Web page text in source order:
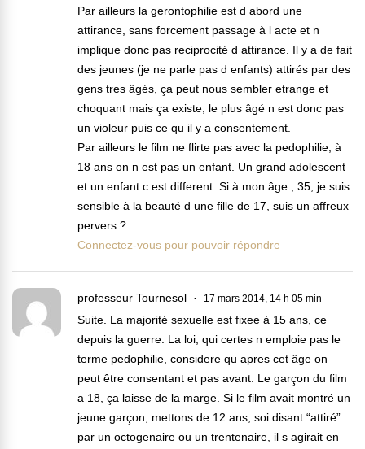
Par ailleurs la gerontophilie est d abord une
attirance, sans forcement passage à l acte et n
implique donc pas reciprocité d attirance. Il y a de fait
des jeunes (je ne parle pas d enfants) attirés par des
gens tres âgés, ça peut nous sembler etrange et
choquant mais ça existe, le plus âgé n est donc pas
un violeur puis ce qu il y a consentement.
Par ailleurs le film ne flirte pas avec la pedophilie, à
18 ans on n est pas un enfant. Un grand adolescent
et un enfant c est different. Si à mon âge , 35, je suis
sensible à la beauté d une fille de 17, suis un affreux
pervers ?
Connectez-vous pour pouvoir répondre
professeur Tournesol 17 mars 2014, 14 h 05 min
Suite. La majorité sexuelle est fixee à 15 ans, ce
depuis la guerre. La loi, qui certes n emploie pas le
terme pedophilie, considere qu apres cet âge on
peut être consentant et pas avant. Le garçon du film
a 18, ça laisse de la marge. Si le film avait montré un
jeune garçon, mettons de 12 ans, soi disant “attiré”
par un octogenaire ou un trentenaire, il s agirait en